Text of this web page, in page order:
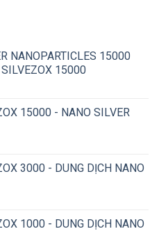
NANOPARTICLES 15000
15000
15000 - NANO SILVER
3000 - DUNG DỊCH NANO
1000 - DUNG DỊCH NANO